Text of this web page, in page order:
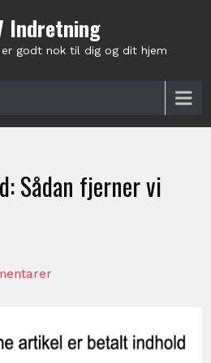
Indretning
godt nok til dig og dit hjem
Sådan fjerner vi